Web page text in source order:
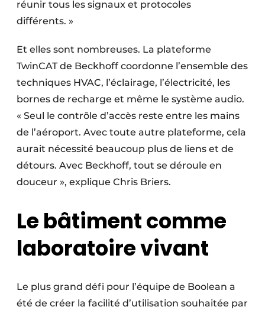
réunir tous les signaux et protocoles
différents. »
Et elles sont nombreuses. La plateforme
TwinCAT de Beckhoff coordonne l’ensemble des
techniques HVAC, l’éclairage, l’électricité, les
bornes de recharge et même le système audio.
« Seul le contrôle d’accès reste entre les mains
de l’aéroport. Avec toute autre plateforme, cela
aurait nécessité beaucoup plus de liens et de
détours. Avec Beckhoff, tout se déroule en
douceur », explique Chris Briers.
Le bâtiment comme
laboratoire vivant
Le plus grand défi pour l’équipe de Boolean a
été de créer la facilité d’utilisation souhaitée par